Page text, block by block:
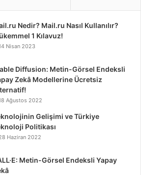
Nedir? Mail.ru Nasıl Kullanılır?
1 Kılavuz!
Nisan 2023
Diffusion: Metin-Görsel Endeksli
Zekâ Modellerine Ücretsiz
Ağustos 2022
Gelişimi ve Türkiye
Politikası
Haziran 2022
Metin-Görsel Endeksli Yapay